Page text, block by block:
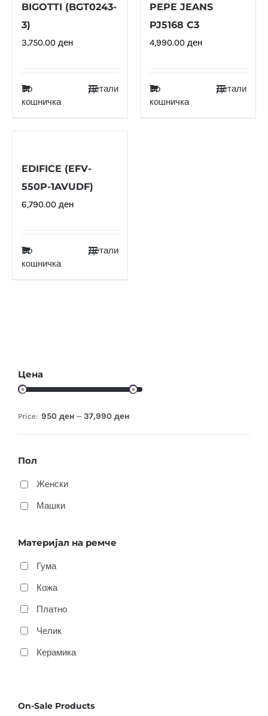
BIGOTTI (BGT0243-
3)
3,750.00 ден
Во
кошничка
Детали
PEPE JEANS
PJ5168 C3
4,990.00 ден
Во
кошничка
Детали
EDIFICE (EFV-
550P-1AVUDF)
6,790.00 ден
Во
кошничка
Детали
Цена
Price: 950 ден — 37,990 ден
Пол
Женски
Машки
Материјал на ремче
Гума
Кожа
Платно
Челик
Керамика
On-Sale Products